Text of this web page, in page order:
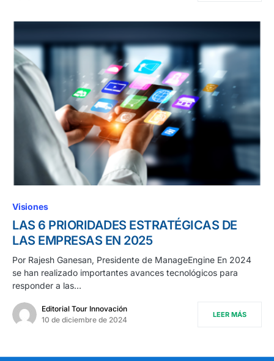
Visiones
LAS 6 PRIORIDADES ESTRATÉGICAS DE
LAS EMPRESAS EN 2025
Por Rajesh Ganesan, Presidente de ManageEngine En 2024
se han realizado importantes avances tecnológicos para
responder a las…
Editorial Tour Innovación
10 de diciembre de 2024
LEER MÁS